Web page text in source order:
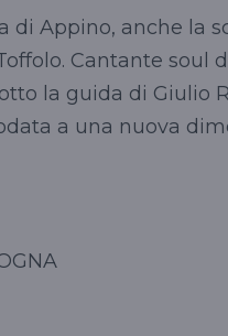
di Appino, anche la
Cantante soul
la guida di Giulio
a una nuova